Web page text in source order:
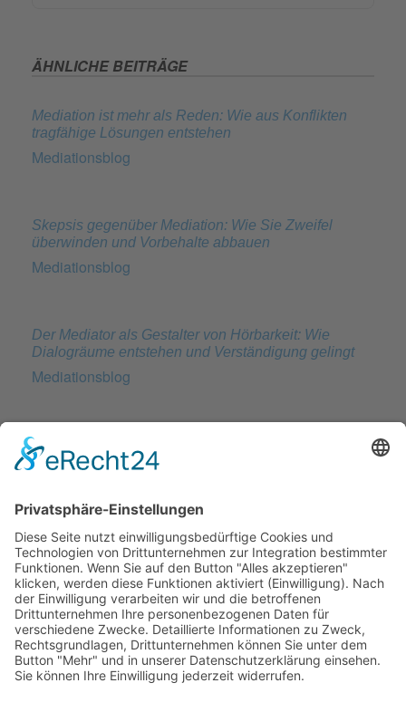
ÄHNLICHE BEITRÄGE
Mediation ist mehr als Reden: Wie aus Konflikten
tragfähige Lösungen entstehen
Mediationsblog
Skepsis gegenüber Mediation: Wie Sie Zweifel
überwinden und Vorbehalte abbauen
Mediationsblog
Der Mediator als Gestalter von Hörbarkeit: Wie
Dialogräume entstehen und Verständigung gelingt
Mediationsblog
BATNA, WATNA und ZOPA: Die drei Säulen
erfolgreicher Verhandlungsstrategien
Verhandeln statt Streiten: Wie Sie Konflikte
konstruktiv lösen
Mediationsblog
© 2026 Frank Hartung Ihr Mediator bei Konflikten in Familie,